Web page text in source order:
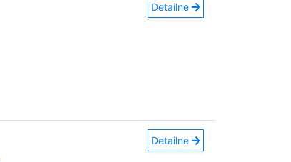
Detailne
Detailne